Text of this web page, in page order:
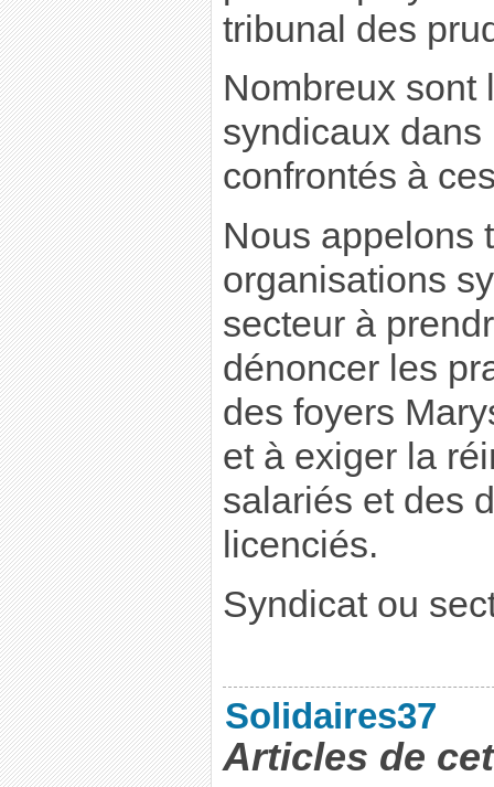
tribunal des
Nombreux sont
syndicaux
confrontés à
Nous appelons
organisations
secteur à
dénoncer les
des foyers
et à exiger la
salariés et des
licenciés.
Syndicat ou
Solidaires37
Articles de